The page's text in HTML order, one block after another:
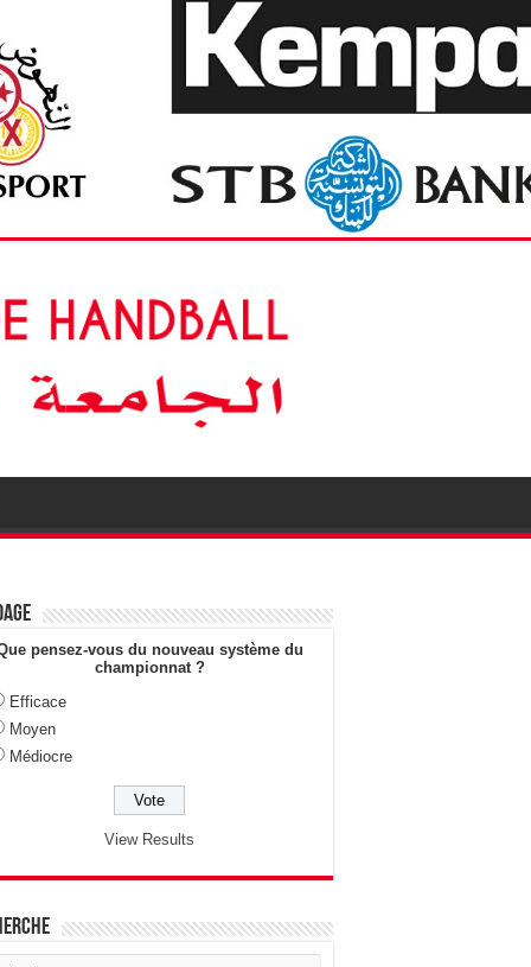
pensez-vous du nouveau système du
championnat ?
Efficace
Moyen
Médiocre
View Results